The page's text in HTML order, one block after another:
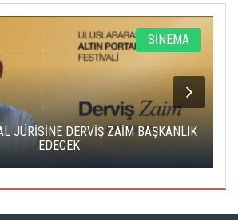
SİNEMA
JÜRİSİNE DERVİŞ ZAİM BAŞKANLIK
EDECEK